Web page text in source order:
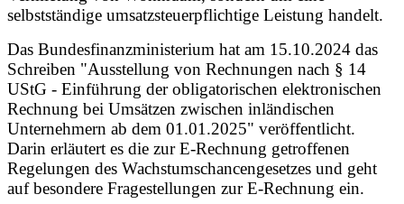
selbstständige umsatzsteuerpflichtige Leistung handelt.
Das Bundesfinanzministerium hat am 15.10.2024 das
Schreiben "Ausstellung von Rechnungen nach § 14
UStG - Einführung der obligatorischen elektronischen
Rechnung bei Umsätzen zwischen inländischen
Unternehmern ab dem 01.01.2025" veröffentlicht.
Darin erläutert es die zur E-Rechnung getroffenen
Regelungen des Wachstumschancengesetzes und geht
auf besondere Fragestellungen zur E-Rechnung ein.